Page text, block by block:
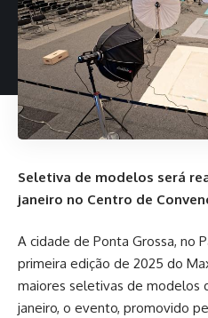
Seletiva de modelos será
janeiro no Centro de
A cidade de Ponta Grossa, no
primeira edição de 2025 do
maiores seletivas de modelos
janeiro, o evento, promovido